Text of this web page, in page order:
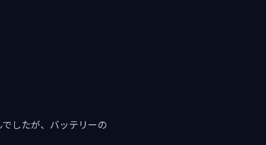
したが、バッテリーの